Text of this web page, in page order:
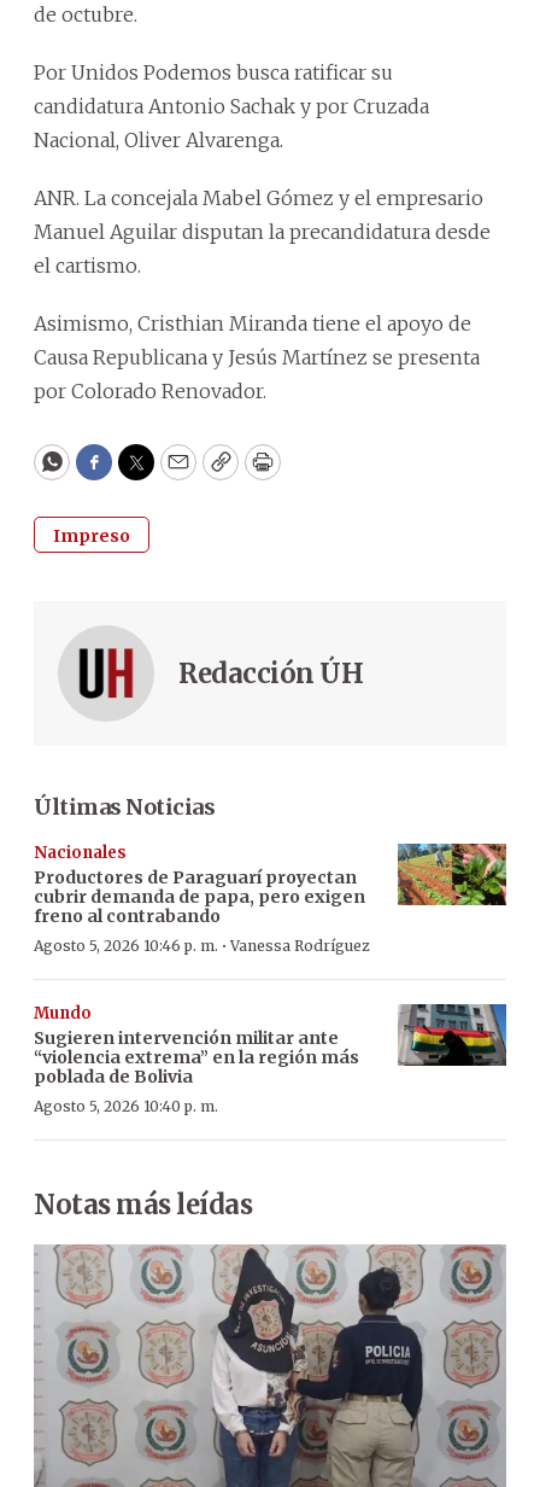
de octubre.
Por Unidos Podemos busca ratificar su
candidatura Antonio Sachak y por Cruzada
Nacional, Oliver Alvarenga.
ANR. La concejala Mabel Gómez y el empresario
Manuel Aguilar disputan la precandidatura desde
el cartismo.
Asimismo, Cristhian Miranda tiene el apoyo de
Causa Republicana y Jesús Martínez se presenta
por Colorado Renovador.
WhatsApp
Facebook
Twitter
EmailCopyPrint
Impreso
Redacción ÚH
Últimas Noticias
Nacionales
Productores de Paraguarí proyectan
cubrir demanda de papa, pero exigen
freno al contrabando
Agosto 5, 2026 10:46 p. m. ·Vanessa Rodríguez
Mundo
Sugieren intervención militar ante
“violencia extrema” en la región más
poblada de Bolivia
Agosto 5, 2026 10:40 p. m.
Notas más leídas